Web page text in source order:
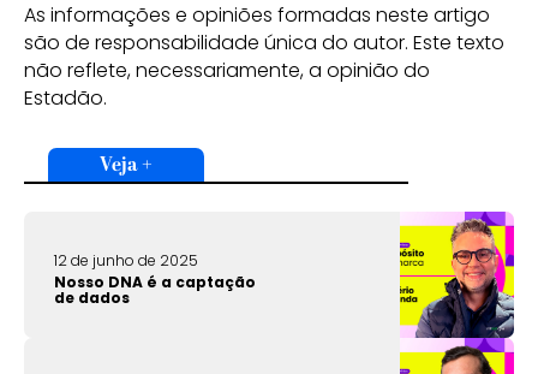
As informações e opiniões formadas neste artigo
são de responsabilidade única do autor. Este texto
não reflete, necessariamente, a opinião do
Estadão.
Veja +
12 de junho de 2025
Nosso DNA é a captação
de dados